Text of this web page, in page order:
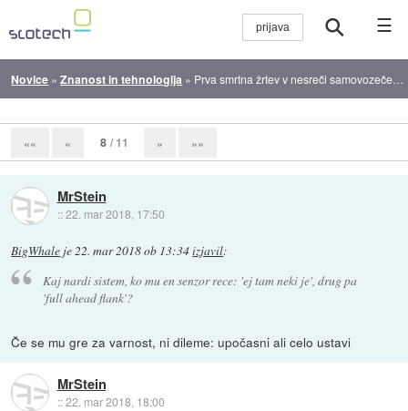
☰
Novice »Znanost in tehnologija » Prva smrtna žrtev v nesreči samovozečega avtomobila
«« « 8 / 11 » »»
MrStein
::22. mar 2018, 17:50
BigWhale je22. mar 2018 ob 13:34izjavil:
Kaj nardi sistem, ko mu en senzor rece: 'ej tam neki je', drug pa
'full ahead flank'?
Če se mu gre za varnost, ni dileme: upočasni ali celo ustavi
MrStein
::22. mar 2018, 18:00